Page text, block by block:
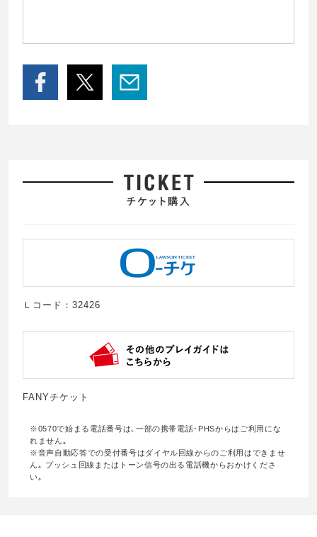
Ｌコード：32426
FANYチケット
※0570で始まる電話番号は､一部の携帯電話･PHSからはご利用にな
れません｡
※音声自動応答での受付番号はダイヤル回線からのご利用はできませ
ん｡ プッシュ回線またはトーン信号の出る電話機からおかけくださ
い｡